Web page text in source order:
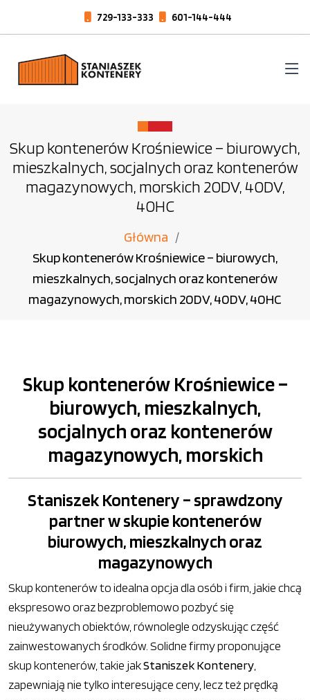
729-133-333 601-144-444
Skup kontenerów Krośniewice – biurowych,
mieszkalnych, socjalnych oraz kontenerów
magazynowych, morskich 20DV, 40DV,
40HC
Główna
Skup kontenerów Krośniewice – biurowych,
mieszkalnych, socjalnych oraz kontenerów
magazynowych, morskich 20DV, 40DV, 40HC
Skup kontenerów Krośniewice –
biurowych, mieszkalnych,
socjalnych oraz kontenerów
magazynowych, morskich
Staniszek Kontenery – sprawdzony
partner w skupie kontenerów
biurowych, mieszkalnych oraz
magazynowych
Skup kontenerów to idealna opcja dla osób i firm, jakie chcą
ekspresowo oraz bezproblemowo pozbyć się
nieużywanych obiektów, równolegle odzyskując część
zainwestowanych środków. Solidne firmy proponujące
skup kontenerów, takie jakStaniszek Kontenery
zapewniają nie tylko interesujące ceny, lecz też prędką